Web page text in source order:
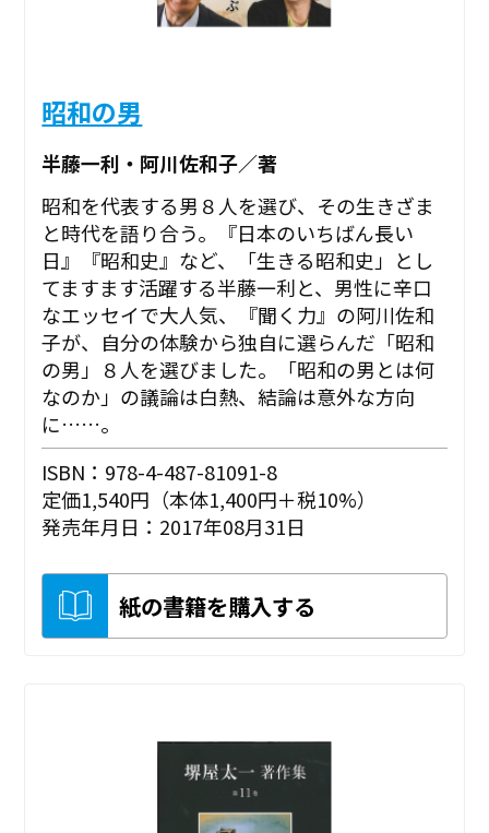
昭和の男
半藤一利・阿川佐和子／著
昭和を代表する男８人を選び、その生きざま
と時代を語り合う。『日本のいちばん長い
日』『昭和史』など、「生きる昭和史」とし
てますます活躍する半藤一利と、男性に辛口
なエッセイで大人気、『聞く力』の阿川佐和
子が、自分の体験から独自に選らんだ「昭和
の男」８人を選びました。「昭和の男とは何
なのか」の議論は白熱、結論は意外な方向
に……。
ISBN：978-4-487-81091-8
定価1,540円（本体1,400円＋税10%）
発売年月日：2017年08月31日
紙の書籍を購入する